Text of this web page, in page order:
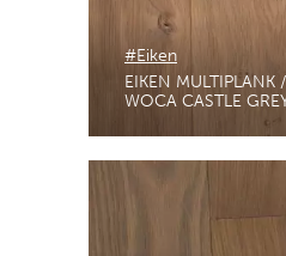
#Eiken
EIKEN MULTIPLANK
WOCA CASTLE